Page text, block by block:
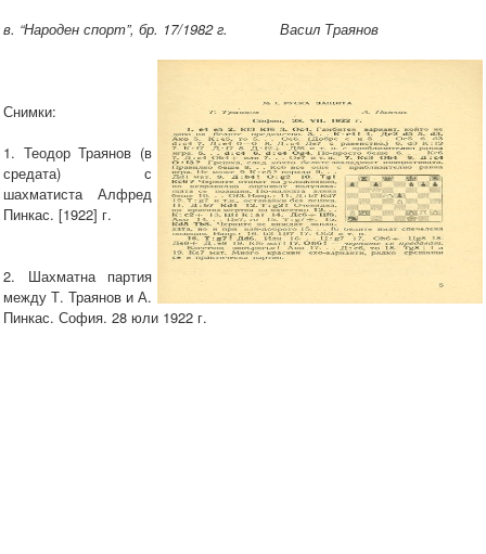
в. “Народен спорт”, бр. 17/1982 г. Васил Траянов
Снимки:
1. Теодор Траянов (в
средата) с
шахматиста Алфред
Пинкас. [1922] г.
2. Шахматна партия
между Т. Траянов и А.
Пинкас. София. 28 юли 1922 г.